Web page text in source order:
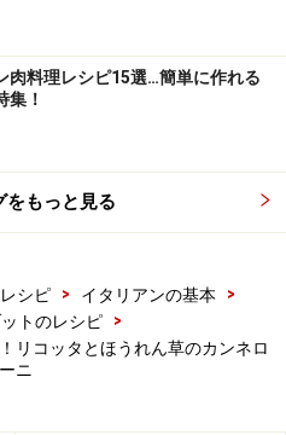
煮る。
アをアルデンテに煮る。煮
てさましておく。
肉料理レシピ15選…簡単に作れる
集！
をもっと見る
シピ > イタリアンの基本
>
トのレシピ
>
リコッタとほうれん草のカンネロ
ーニ